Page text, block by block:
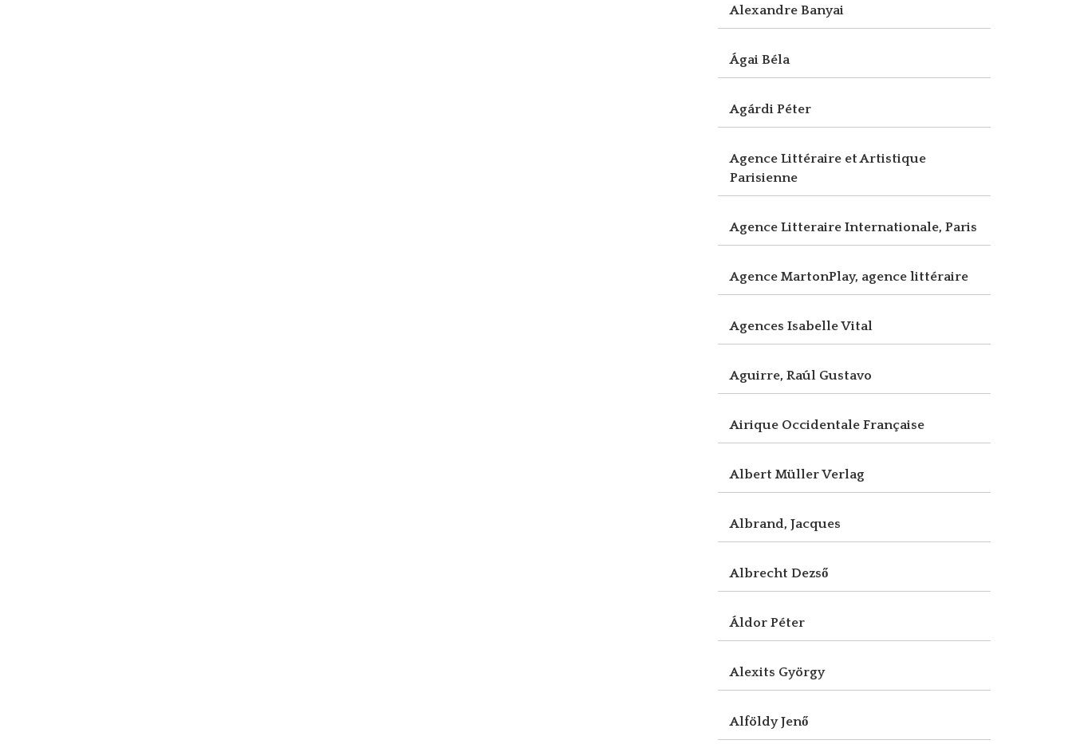
Alexandre Banyai
Ágai Béla
Agárdi Péter
Agence Littéraire et Artistique
Parisienne
Agence Litteraire Internationale, Paris
Agence MartonPlay, agence littéraire
Agences Isabelle Vital
Aguirre, Raúl Gustavo
Airique Occidentale Française
Albert Müller Verlag
Albrand, Jacques
Albrecht Dezső
Áldor Péter
Alexits György
Alföldy Jenő